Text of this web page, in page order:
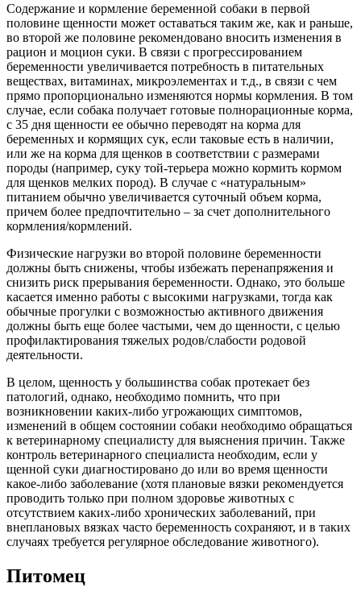
Содержание и кормление беременной собаки в первой
половине щенности может оставаться таким же, как и раньше,
во второй же половине рекомендовано вносить изменения в
рацион и моцион суки. В связи с прогрессированием
беременности увеличивается потребность в питательных
веществах, витаминах, микроэлементах и т.д., в связи с чем
прямо пропорционально изменяются нормы кормления. В том
случае, если собака получает готовые полнорационные корма,
с 35 дня щенности ее обычно переводят на корма для
беременных и кормящих сук, если таковые есть в наличии,
или же на корма для щенков в соответствии с размерами
породы (например, суку той-терьера можно кормить кормом
для щенков мелких пород). В случае с «натуральным»
питанием обычно увеличивается суточный объем корма,
причем более предпочтительно – за счет дополнительного
кормления/кормлений.
Физические нагрузки во второй половине беременности
должны быть снижены, чтобы избежать перенапряжения и
снизить риск прерывания беременности. Однако, это больше
касается именно работы с высокими нагрузками, тогда как
обычные прогулки с возможностью активного движения
должны быть еще более частыми, чем до щенности, с целью
профилактирования тяжелых родов/слабости родовой
деятельности.
В целом, щенность у большинства собак протекает без
патологий, однако, необходимо помнить, что при
возникновении каких-либо угрожающих симптомов,
изменений в общем состоянии собаки необходимо обращаться
к ветеринарному специалисту для выяснения причин. Также
контроль ветеринарного специалиста необходим, если у
щенной суки диагностировано до или во время щенности
какое-либо заболевание (хотя плановые вязки рекомендуется
проводить только при полном здоровье животных с
отсутствием каких-либо хронических заболеваний, при
внеплановых вязках часто беременность сохраняют, и в таких
случаях требуется регулярное обследование животного).
Питомец